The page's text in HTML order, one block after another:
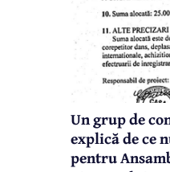
Un grup de
explică de ce
pentru